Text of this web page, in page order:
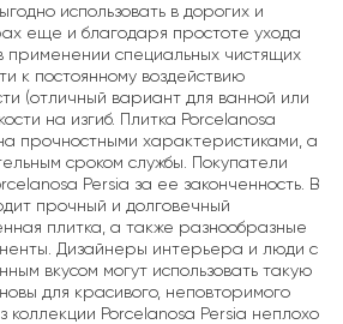
использовать в дорогих и
еще и благодаря простоте ухода
применении специальных чистящих
к постоянному воздействию
(отличный вариант для ванной или
на изгиб. Плитка Porcelanosa
прочностными характеристиками, а
сроком службы. Покупатели
Persia за ее законченность. В
прочный и долговечный
плитка, а также разнообразные
Дизайнеры интерьера и люди с
вкусом могут использовать такую
для красивого, неповторимого
коллекции Porcelanosa Persia неплохо